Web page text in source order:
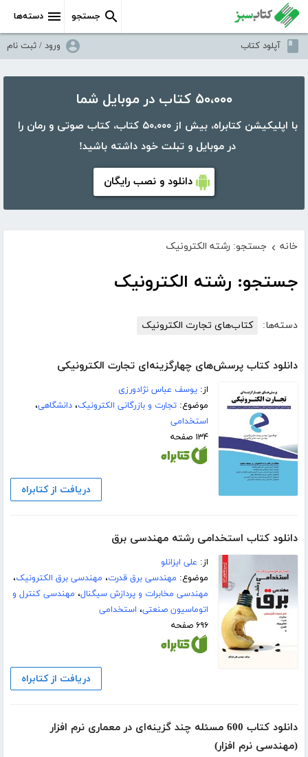
دسته‌ها جستجو
آپلود کتاب ورود / ثبت نام
۵۰،۰۰۰ کتاب در موبایل شما
با اپلیکیشن کتابراه، بیش از ۵۰،۰۰۰ کتاب، کتاب صوتی و رمان را
در موبایل و تبلت خود داشته باشید!
دانلود و نصب رایگان
خانه › جستجو: رشته الکترونیک
جستجو: رشته الکترونیک
دسته‌ها: کتاب‌های تجارت الکترونیک
دانلود کتاب پرسش‌های چهارگزینه‌ای تجارت الکترونیکی
از:یوسف عباس نژادورزی
موضوع:تجارت و بازرگانی الکترونیک،دانشگاهی،
استخدامی
۱۳۴ صفحه
دریافت از کتابراه
دانلود کتاب استخدامی رشته مهندسی برق
از: علی ایزانلو
موضوع: مهندسی برق قدرت، مهندسی برق الکترونیک،
مهندسی مخابرات و پردازش سیگنال، مهندسی کنترل و
اتوماسیون صنعتی، استخدامی
۶۹۶ صفحه
دریافت از کتابراه
دانلود کتاب 600 مسئله چند گزینه‌ای در معماری نرم افزار
(مهندسی نرم افزار)